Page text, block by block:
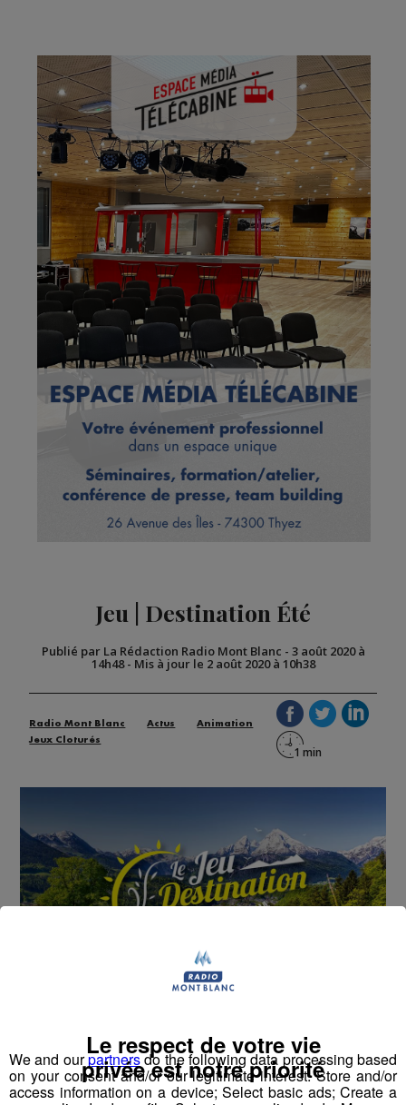
Jeu | Destination Été
Publié par La Rédaction Radio Mont Blanc - 3 août 2020 à
14h48- Mis à jour le 2 août 2020 à 10h38
Radio Mont Blanc Actus
Animation
Jeux Cloturés
Cet été, Radio Mont Blanc s'occupe de toutes vos
sorties en famille, avec le grand jeu des vacances :
Déstination été !
We and ourpartnersdo the following data processing based
on your consent and/or our legitimate interest: Store and/or
access information on a device; Select basic ads; Create a
Le respect de votre vie
privée est notre priorité